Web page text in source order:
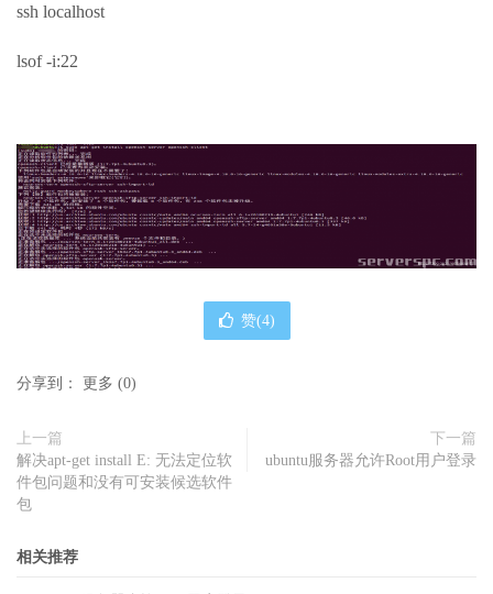
ssh localhost
lsof -i:22
赞(4)
分享到： 更多 (0)
上一篇
解决apt-get install E: 无法定位软
件包问题和没有可安装候选软件
包
下一篇
ubuntu服务器允许Root用户登录
相关推荐